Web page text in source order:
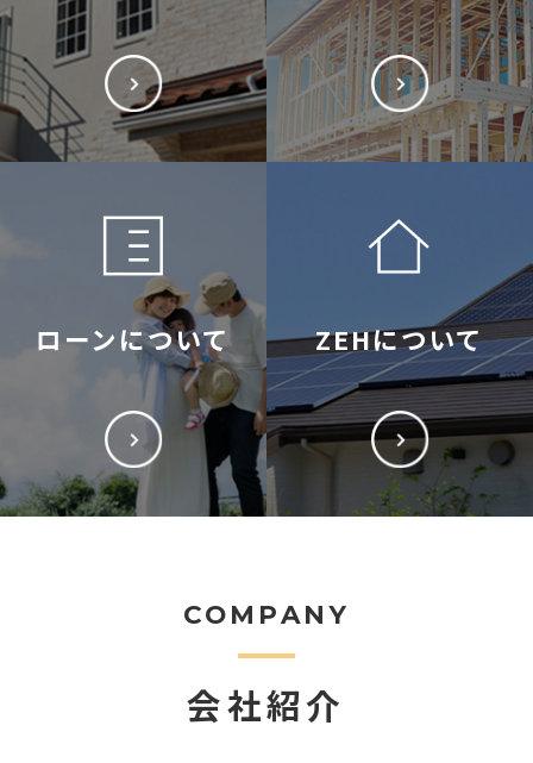
ローンについて ZEHについて
COMPANY
会社紹介